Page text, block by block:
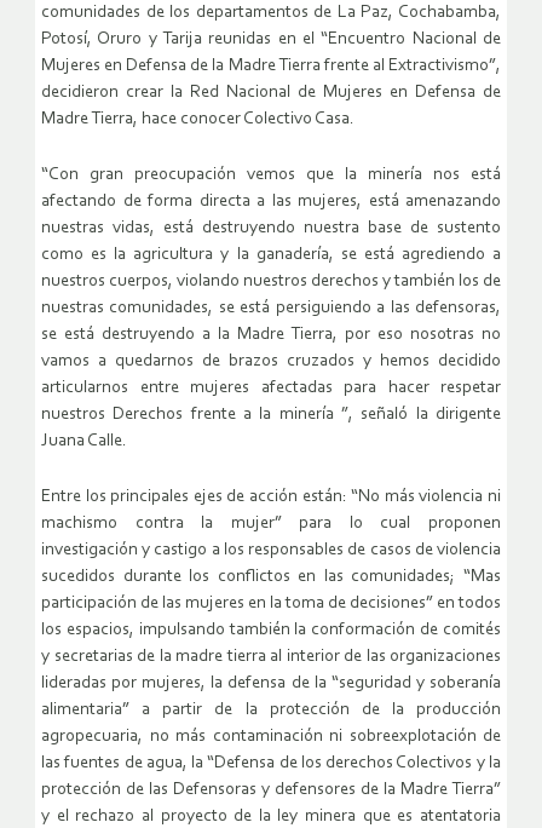
comunidades de los departamentos de La Paz, Cochabamba,
Potosí, Oruro y Tarija reunidas en el “Encuentro Nacional de
Mujeres en Defensa de la Madre Tierra frente al Extractivismo”,
decidieron crear la Red Nacional de Mujeres en Defensa de
Madre Tierra, hace conocer Colectivo Casa.
“Con gran preocupación vemos que la minería nos está
afectando de forma directa a las mujeres, está amenazando
nuestras vidas, está destruyendo nuestra base de sustento
como es la agricultura y la ganadería, se está agrediendo a
nuestros cuerpos, violando nuestros derechos y también los de
nuestras comunidades, se está persiguiendo a las defensoras,
se está destruyendo a la Madre Tierra, por eso nosotras no
vamos a quedarnos de brazos cruzados y hemos decidido
articularnos entre mujeres afectadas para hacer respetar
nuestros Derechos frente a la minería ”, señaló la dirigente
Juana Calle.
Entre los principales ejes de acción están: “No más violencia ni
machismo contra la mujer” para lo cual proponen
investigación y castigo a los responsables de casos de violencia
sucedidos durante los conflictos en las comunidades; “Mas
participación de las mujeres en la toma de decisiones” en todos
los espacios, impulsando también la conformación de comités
y secretarias de la madre tierra al interior de las organizaciones
lideradas por mujeres, la defensa de la “seguridad y soberanía
alimentaria” a partir de la protección de la producción
agropecuaria, no más contaminación ni sobreexplotación de
las fuentes de agua, la “Defensa de los derechos Colectivos y la
protección de las Defensoras y defensores de la Madre Tierra”
y el rechazo al proyecto de la ley minera que es atentatoria